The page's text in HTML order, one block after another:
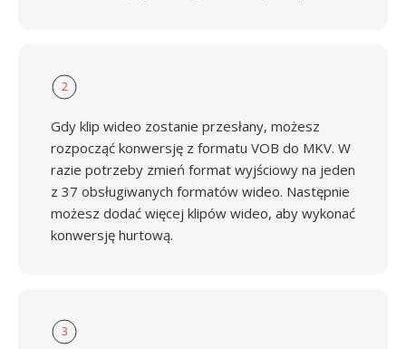
2
Gdy klip wideo zostanie przesłany, możesz
rozpocząć konwersję z formatu VOB do MKV. W
razie potrzeby zmień format wyjściowy na jeden
z 37 obsługiwanych formatów wideo. Następnie
możesz dodać więcej klipów wideo, aby wykonać
konwersję hurtową.
3